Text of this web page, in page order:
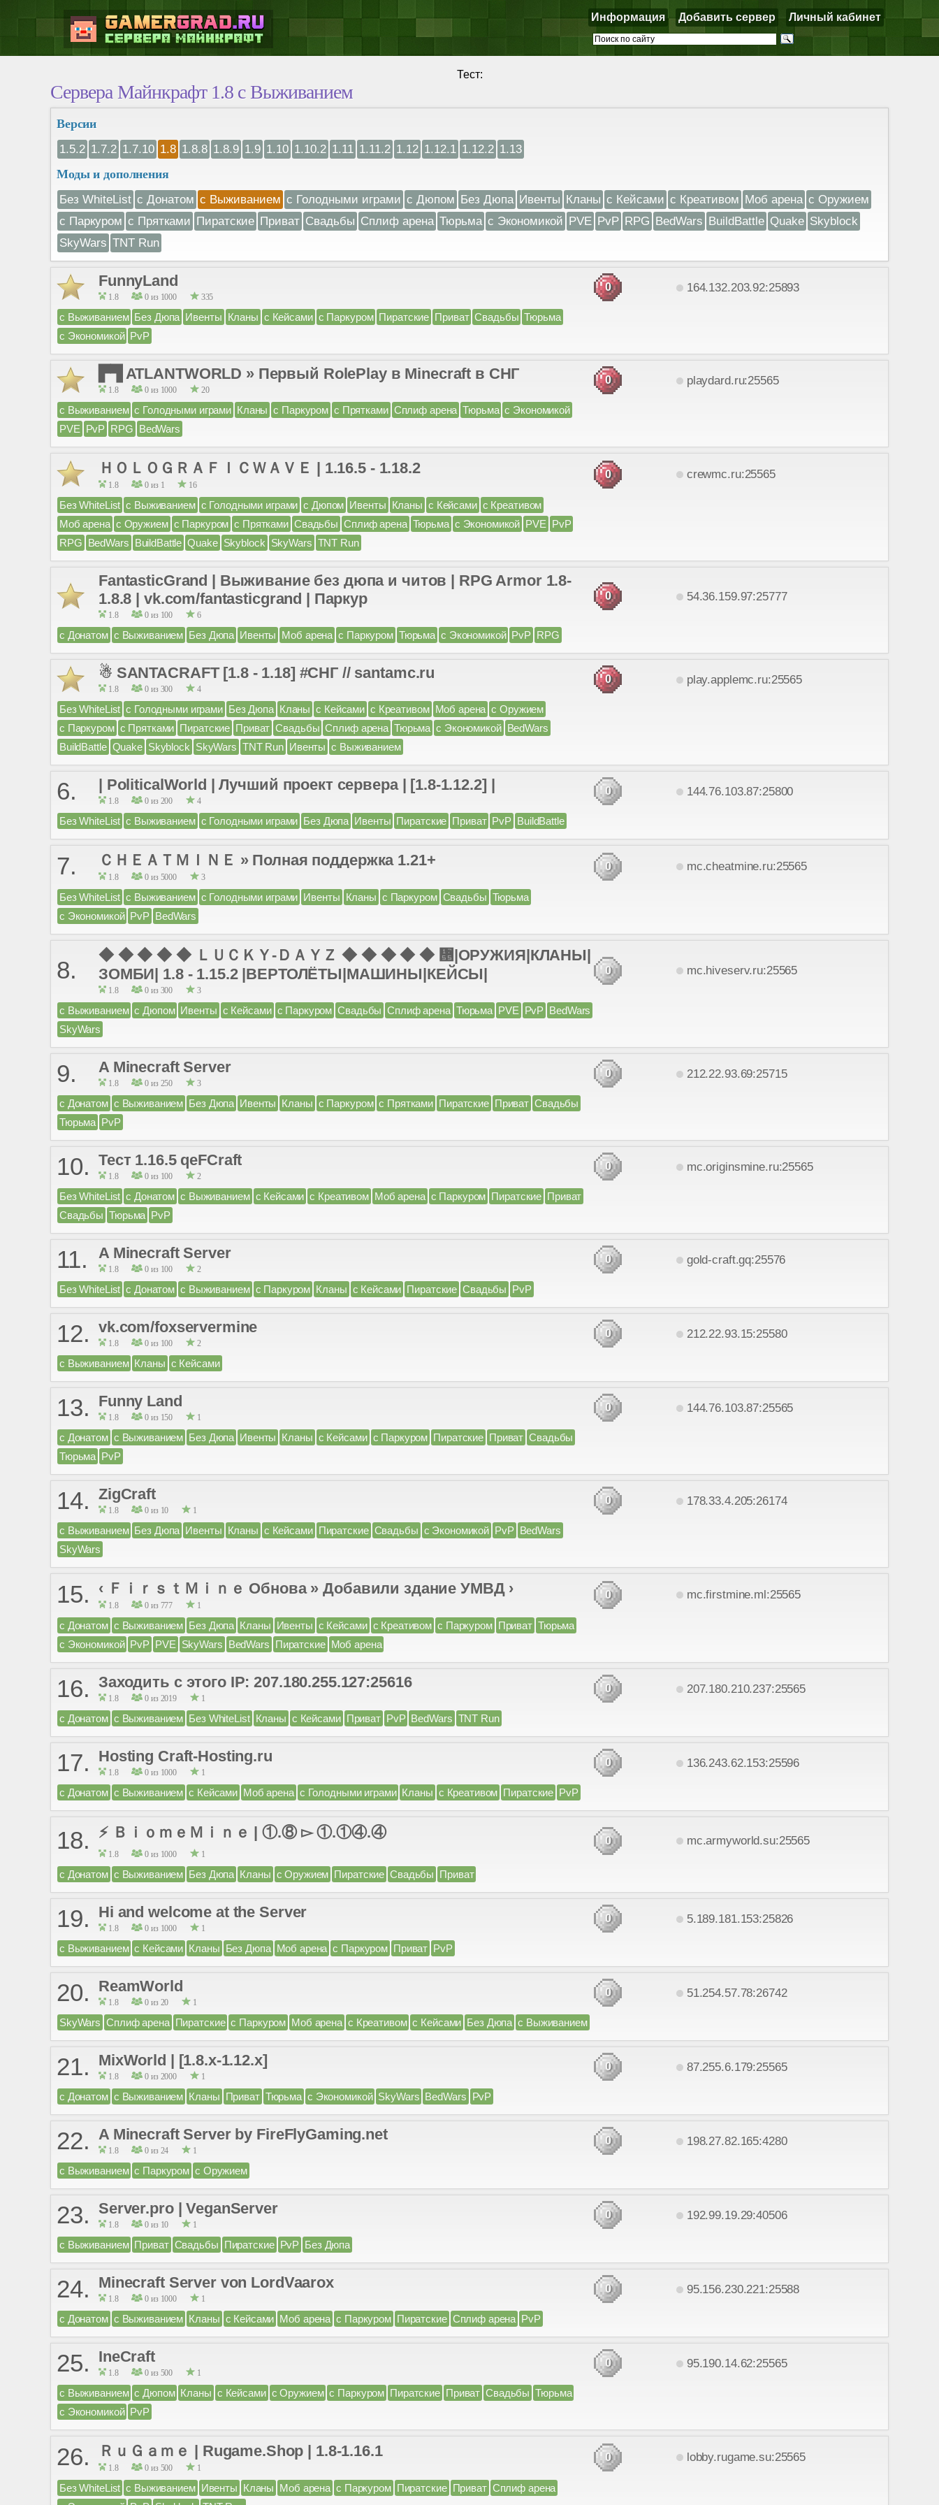
Информация Добавить сервер Личный кабинет
Тест:
Сервера Майнкрафт 1.8 с Выживанием
Версии
1.5.2 1.7.2 1.7.10 1.8 1.8.8 1.8.9 1.9 1.10 1.10.2 1.11 1.11.2 1.12 1.12.1 1.12.2 1.13
Моды и дополнения
Без WhiteList с Донатом с Выживанием с Голодными играми с Дюпом Без Дюпа Ивенты Кланы с Кейсами с Креативом Моб арена с Оружием
с Паркуром с Прятками Пиратские Приват Свадьбы Сплиф арена Тюрьма с Экономикой PVE PvP RPG BedWars BuildBattle Quake Skyblock
SkyWars TNT Run
FunnyLand
1.8 0 из 1000 335
0 164.132.203.92:25893
с Выживанием Без Дюпа Ивенты Кланы с Кейсами с Паркуром Пиратские Приват Свадьбы Тюрьма
с Экономикой PvP
▛▜ ATLANTWORLD » Первый RolePlay в Minecraft в СНГ
1.8 0 из 1000 20
0 playdard.ru:25565
с Выживанием с Голодными играми Кланы с Паркуром с Прятками Сплиф арена Тюрьма с Экономикой
PVE PvP RPG BedWars
ＨＯＬＯＧＲＡＦＩＣＷＡＶＥ | 1.16.5 - 1.18.2
1.8 0 из 1 16
0 crewmc.ru:25565
Без WhiteList с Выживанием с Голодными играми с Дюпом Ивенты Кланы с Кейсами с Креативом
Моб арена с Оружием с Паркуром с Прятками Свадьбы Сплиф арена Тюрьма с Экономикой PVE PvP
RPG BedWars BuildBattle Quake Skyblock SkyWars TNT Run
FantasticGrand | Выживание без дюпа и читов | RPG Armor 1.8-
1.8.8 | vk.com/fantasticgrand | Паркур
1.8 0 из 100 6
0 54.36.159.97:25777
с Донатом с Выживанием Без Дюпа Ивенты Моб арена с Паркуром Тюрьма с Экономикой PvP RPG
☃ SANTACRAFT [1.8 - 1.18] #СНГ // santamc.ru
1.8 0 из 300 4
0 play.applemc.ru:25565
Без WhiteList с Голодными играми Без Дюпа Кланы с Кейсами с Креативом Моб арена с Оружием
с Паркуром с Прятками Пиратские Приват Свадьбы Сплиф арена Тюрьма с Экономикой BedWars
BuildBattle Quake Skyblock SkyWars TNT Run Ивенты с Выживанием
6. | PoliticalWorld | Лучший проект сервера | [1.8-1.12.2] |
1.8 0 из 200 4
0 144.76.103.87:25800
Без WhiteList с Выживанием с Голодными играми Без Дюпа Ивенты Пиратские Приват PvP BuildBattle
7. ＣＨＥＡＴＭＩＮＥ » Полная поддержка 1.21+
1.8 0 из 5000 3
0 mc.cheatmine.ru:25565
Без WhiteList с Выживанием с Голодными играми Ивенты Кланы с Паркуром Свадьбы Тюрьма
с Экономикой PvP BedWars
8.
◆ ◆ ◆ ◆ ◆ ＬＵＣＫＹ-ＤＡＹＺ ◆ ◆ ◆ ◆ ◆ ᝕|ОРУЖИЯ|КЛАНЫ|
ЗОМБИ| 1.8 - 1.15.2 |ВЕРТОЛЁТЫ|МАШИНЫ|КЕЙСЫ|
1.8 0 из 300 3
0 mc.hiveserv.ru:25565
с Выживанием с Дюпом Ивенты с Кейсами с Паркуром Свадьбы Сплиф арена Тюрьма PVE PvP BedWars
SkyWars
9. A Minecraft Server
1.8 0 из 250 3
0 212.22.93.69:25715
с Донатом с Выживанием Без Дюпа Ивенты Кланы с Паркуром с Прятками Пиратские Приват Свадьбы
Тюрьма PvP
10. Тест 1.16.5 qeFCraft
1.8 0 из 100 2
0 mc.originsmine.ru:25565
Без WhiteList с Донатом с Выживанием с Кейсами с Креативом Моб арена с Паркуром Пиратские Приват
Свадьбы Тюрьма PvP
11. A Minecraft Server
1.8 0 из 100 2
0 gold-craft.gq:25576
Без WhiteList с Донатом с Выживанием с Паркуром Кланы с Кейсами Пиратские Свадьбы PvP
12. vk.com/foxservermine
1.8 0 из 100 2
0 212.22.93.15:25580
с Выживанием Кланы с Кейсами
13. Funny Land
1.8 0 из 150 1
0 144.76.103.87:25565
с Донатом с Выживанием Без Дюпа Ивенты Кланы с Кейсами с Паркуром Пиратские Приват Свадьбы
Тюрьма PvP
14. ZigCraft
1.8 0 из 10 1
0 178.33.4.205:26174
с Выживанием Без Дюпа Ивенты Кланы с Кейсами Пиратские Свадьбы с Экономикой PvP BedWars
SkyWars
15. ‹ ＦｉｒｓｔＭｉｎｅ Обнова » Добавили здание УМВД ›
1.8 0 из 777 1
0 mc.firstmine.ml:25565
с Донатом с Выживанием Без Дюпа Кланы Ивенты с Кейсами с Креативом с Паркуром Приват Тюрьма
с Экономикой PvP PVE SkyWars BedWars Пиратские Моб арена
16. Заходить с этого IP: 207.180.255.127:25616
1.8 0 из 2019 1
0 207.180.210.237:25565
с Донатом с Выживанием Без WhiteList Кланы с Кейсами Приват PvP BedWars TNT Run
17. Hosting Craft-Hosting.ru
1.8 0 из 1000 1
0 136.243.62.153:25596
с Донатом с Выживанием с Кейсами Моб арена с Голодными играми Кланы с Креативом Пиратские PvP
18. ⚡ ＢｉｏｍｅＭｉｎｅ | ①.⑧ ▻ ①.①④.④
1.8 0 из 1000 1
0 mc.armyworld.su:25565
с Донатом с Выживанием Без Дюпа Кланы с Оружием Пиратские Свадьбы Приват
19. Hi and welcome at the Server
1.8 0 из 1000 1
0 5.189.181.153:25826
с Выживанием с Кейсами Кланы Без Дюпа Моб арена с Паркуром Приват PvP
20. ReamWorld
1.8 0 из 20 1
0 51.254.57.78:26742
SkyWars Сплиф арена Пиратские с Паркуром Моб арена с Креативом с Кейсами Без Дюпа с Выживанием
21. MixWorld | [1.8.x-1.12.x]
1.8 0 из 2000 1
0 87.255.6.179:25565
с Донатом с Выживанием Кланы Приват Тюрьма с Экономикой SkyWars BedWars PvP
22. A Minecraft Server by FireFlyGaming.net
1.8 0 из 24 1
0 198.27.82.165:4280
с Выживанием с Паркуром с Оружием
23. Server.pro | VeganServer
1.8 0 из 10 1
0 192.99.19.29:40506
с Выживанием Приват Свадьбы Пиратские PvP Без Дюпа
24. Minecraft Server von LordVaarox
1.8 0 из 1000 1
0 95.156.230.221:25588
с Донатом с Выживанием Кланы с Кейсами Моб арена с Паркуром Пиратские Сплиф арена PvP
25. IneCraft
1.8 0 из 500 1
0 95.190.14.62:25565
с Выживанием с Дюпом Кланы с Кейсами с Оружием с Паркуром Пиратские Приват Свадьбы Тюрьма
с Экономикой PvP
26. ＲｕＧａｍｅ | Rugame.Shop | 1.8-1.16.1
1.8 0 из 500 1
0 lobby.rugame.su:25565
Без WhiteList с Выживанием Ивенты Кланы Моб арена с Паркуром Пиратские Приват Сплиф арена